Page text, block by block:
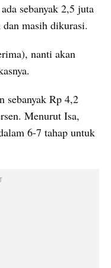
sebanyak 2,5 juta
masih dikurasi.
nanti akan
sebanyak Rp 4,2
Menurut Isa,
6-7 tahap untuk